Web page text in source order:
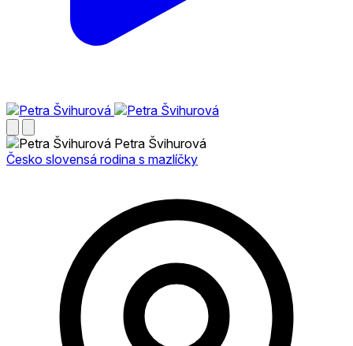
Petra Švihurová
Česko slovensá rodina s mazlíčky